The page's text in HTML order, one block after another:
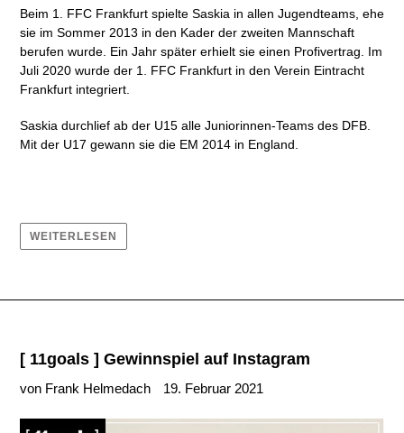
Beim 1. FFC Frankfurt spielte Saskia in allen Jugendteams, ehe
sie im Sommer 2013 in den Kader der zweiten Mannschaft
berufen wurde. Ein Jahr später erhielt sie einen Profivertrag. Im
Juli 2020 wurde der 1. FFC Frankfurt in den Verein Eintracht
Frankfurt integriert.
Saskia durchlief ab der U15 alle Juniorinnen-Teams des DFB.
Mit der U17 gewann sie die EM 2014 in England.
WEITERLESEN
[ 11goals ] Gewinnspiel auf Instagram
von Frank Helmedach 19. Februar 2021